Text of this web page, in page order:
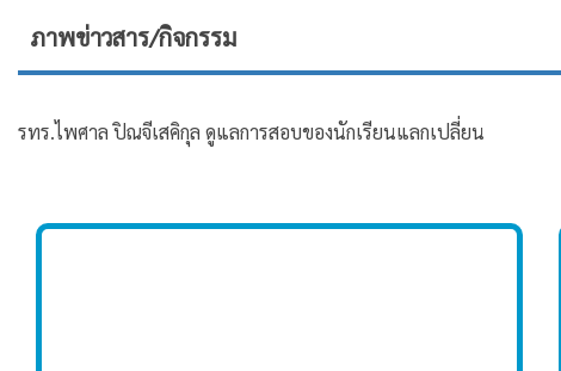
ภาพข่าวสาร/กิจกรรม
รทร.ไพศาล ปิณจีเสคิกุล ดูแลการสอบของนักเรียนแลกเปลี่ยน